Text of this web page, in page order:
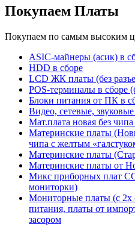
Покупаем Платы
Покупаем по самым высоким
ASIC-майнеры (асик) в
HDD в сборе
LCD ЖК платы (без
POS-терминалы в сборе
Блоки питания от ПК в
Видео, сетевые,
Мат.плата новая без
Материнские платы
чипа с желтым
Материнские платы
Материнские платы от
Микс приборных плат
мониторки)
Мониторные платы (с 2х
питания, платы от
засором